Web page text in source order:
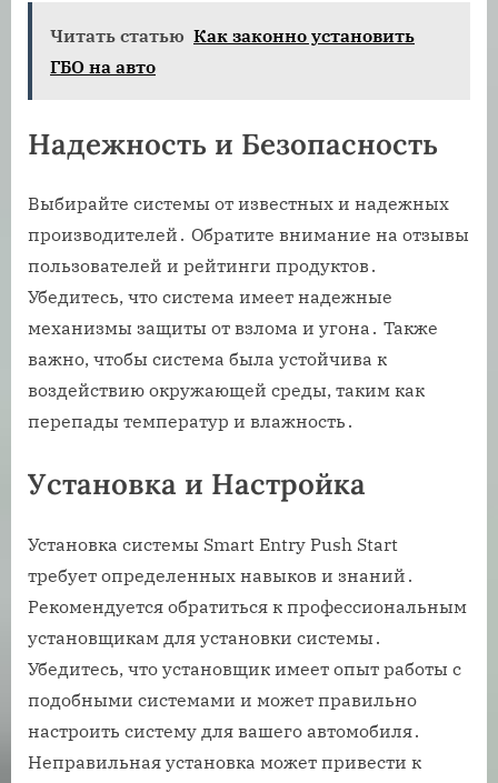
Читать статью Как законно установить
ГБО на авто
Надежность и Безопасность
Выбирайте системы от известных и надежных
производителей․ Обратите внимание на отзывы
пользователей и рейтинги продуктов․
Убедитесь, что система имеет надежные
механизмы защиты от взлома и угона․ Также
важно, чтобы система была устойчива к
воздействию окружающей среды, таким как
перепады температур и влажность․
Установка и Настройка
Установка системы Smart Entry Push Start
требует определенных навыков и знаний․
Рекомендуется обратиться к профессиональным
установщикам для установки системы․
Убедитесь, что установщик имеет опыт работы с
подобными системами и может правильно
настроить систему для вашего автомобиля․
Неправильная установка может привести к